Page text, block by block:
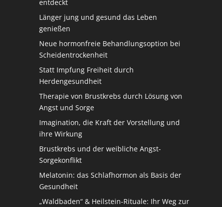
entdeckt
Länger jung und gesund das Leben
genießen
Neue hormonfreie Behandlungsoption bei
Scheidentrockenheit
Statt Impfung Freiheit durch
Herdengesundheit
Therapie von Brustkrebs durch Lösung von
Angst und Sorge
Imagination, die Kraft der Vorstellung und
ihre Wirkung
Brustkrebs und der weibliche Angst-
Sorgekonflikt
Melatonin: das Schlafhormon als Basis der
Gesundheit
„Waldbaden“ & Heilstein-Rituale: Ihr Weg zur